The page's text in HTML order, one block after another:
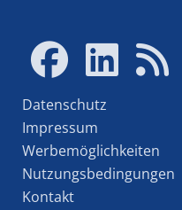
Datenschutz
Impressum
Werbemöglichkeiten
Nutzungsbedingungen
Kontakt